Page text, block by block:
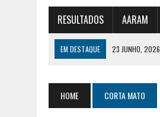
RESULTADOS AARAM
EM DESTAQUE 23 JUNHO, 2026
HOME CORTA MATO